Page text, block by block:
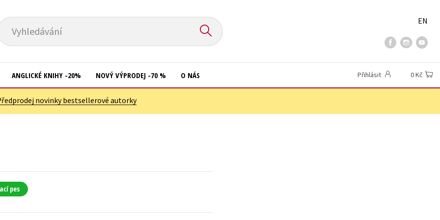
Vyhledávání
EN
ANGLICKÉ KNIHY -20% NOVÝ VÝPRODEJ -70 % O NÁS Přihlásit 0 Kč
novinky bestsellerové autorky
pes